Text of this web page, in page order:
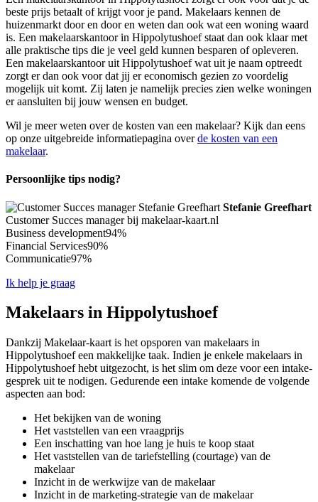
beste prijs betaalt of krijgt voor je pand. Makelaars kennen de
huizenmarkt door en door en weten dan ook wat een woning waard
is. Een makelaarskantoor in Hippolytushoef staat dan ook klaar met
alle praktische tips die je veel geld kunnen besparen of opleveren.
Een makelaarskantoor uit Hippolytushoef wat uit je naam optreedt
zorgt er dan ook voor dat jij er economisch gezien zo voordelig
mogelijk uit komt. Zij laten je namelijk precies zien welke woningen
er aansluiten bij jouw wensen en budget.
Wil je meer weten over de kosten van een makelaar? Kijk dan eens
op onze uitgebreide informatiepagina overde kosten van een
makelaar.
Persoonlijke tips nodig?
Stefanie Greefhart
Customer Succes manager bij makelaar-kaart.nl
Business development94%
Financial Services90%
Communicatie97%
Ik help je graag
Makelaars in Hippolytushoef
Dankzij Makelaar-kaart is het opsporen van makelaars in
Hippolytushoef een makkelijke taak. Indien je enkele makelaars in
Hippolytushoef hebt uitgezocht, is het slim om deze voor een intake-
gesprek uit te nodigen. Gedurende een intake komende de volgende
aspecten aan bod:
Het bekijken van de woning
Het vaststellen van een vraagprijs
Een inschatting van hoe lang je huis te koop staat
Het vaststellen van de tariefstelling (courtage) van de
makelaar
Inzicht in de werkwijze van de makelaar
Inzicht in de marketing-strategie van de makelaar